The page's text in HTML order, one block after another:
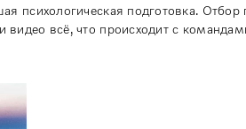
психологическая подготовка.
всё, что происходит с